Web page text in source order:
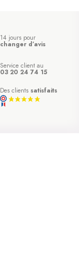
14 jours pour
changer d’avis
Service client au
03 20 24 74 15
Des clients satisfaits